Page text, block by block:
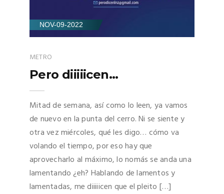
NOV-09-2022
METRO
Pero diiiiicen…
Mitad de semana, así como lo leen, ya vamos
de nuevo en la punta del cerro. Ni se siente y
otra vez miércoles, qué les digo… cómo va
volando el tiempo, por eso hay que
aprovecharlo al máximo, lo nomás se anda una
lamentando ¿eh? Hablando de lamentos y
lamentadas, me diiiiicen que el pleito […]